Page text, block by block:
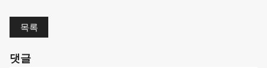
목록
댓글